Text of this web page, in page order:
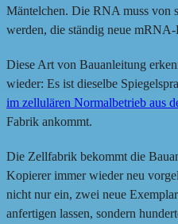
Mäntelchen. Die RNA muss von
werden, die ständig neue
Diese Art von Bauanleitung
wieder: Es ist dieselbe
im zellulären Normalbetrieb aus
Fabrik ankommt.
Die Zellfabrik bekommt die
Kopierer immer wieder neu
nicht nur ein, zwei neue
anfertigen lassen, sondern